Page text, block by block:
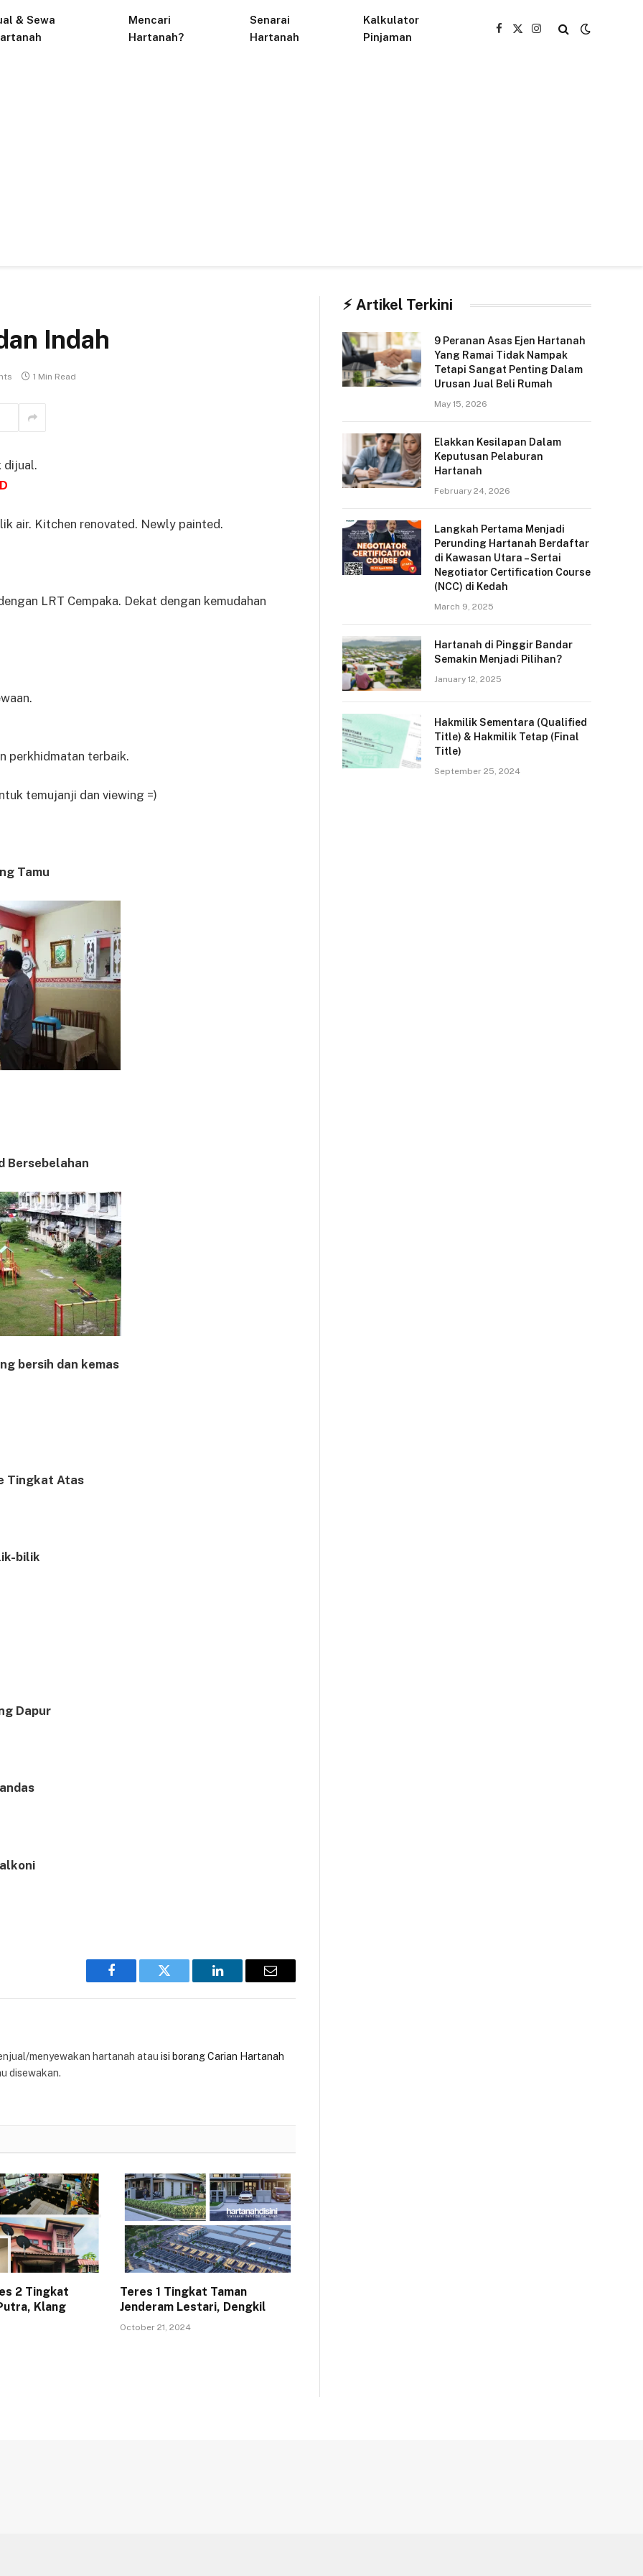
& Sewa
Mencari
Hartanah?
Senarai
Hartanah
Kalkulator
Pinjaman
Facebook
X
Instagram
Indah
1 Min Read
dijual.
air. Kitchen renovated. Newly painted.
LRT Cempaka. Dekat dengan kemudahan
perkhidmatan terbaik.
temujanji dan viewing =)
Tamu
Bersebelahan
bersih dan kemas
Tingkat Atas
bilik
Dapur
Facebook Twitter LinkedIn Email
menyewakan hartanah atau isi borang Carian Hartanah
disewakan.
2 Tingkat
Klang
Teres 1 Tingkat Taman
Jenderam Lestari, Dengkil
October 21, 2024
⚡︎ Artikel Terkini
9 Peranan Asas Ejen Hartanah
Yang Ramai Tidak Nampak
Tetapi Sangat Penting Dalam
Urusan Jual Beli Rumah
May 15, 2026
Elakkan Kesilapan Dalam
Keputusan Pelaburan
Hartanah
February 24, 2026
Langkah Pertama Menjadi
Perunding Hartanah Berdaftar
di Kawasan Utara – Sertai
Negotiator Certification Course
(NCC) di Kedah
March 9, 2025
Hartanah di Pinggir Bandar
Semakin Menjadi Pilihan?
January 12, 2025
Hakmilik Sementara (Qualified
Title) & Hakmilik Tetap (Final
Title)
September 25, 2024